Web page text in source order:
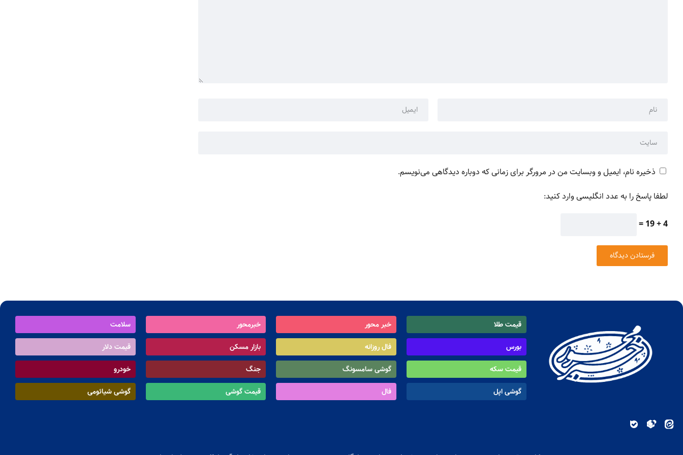
ذخیره نام، ایمیل و وبسایت من در مرورگر برای زمانی که دوباره دیدگاهی می‌نویسم.
لطفا پاسخ را به عدد انگلیسی وارد کنید:
4 + 19 =
قیمت طلا خبر محور خبرمحور
سلامت
بورس
فال روزانه بازار مسکن
قیمت دلار
قیمت سکه
گوشی سامسونگ جنگ
خودرو
گوشی اپل
فال قیمت گوشی گوشی شیائومی